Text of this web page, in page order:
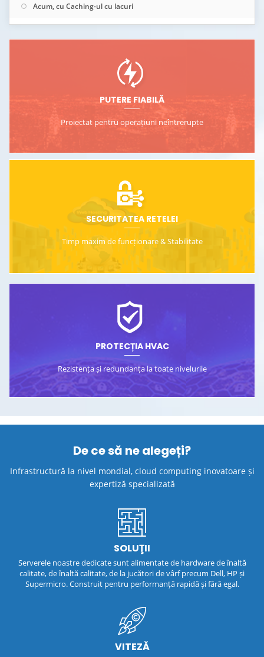
Acum, cu Caching-ul cu lacuri
PUTERE FIABILĂ
Proiectat pentru operațiuni neîntrerupte
SECURITATEA RETELEI
Timp maxim de funcționare &Stabilitate
PROTECȚIA HVAC
Rezistența și redundanța la toate nivelurile
De ce să ne alegeți?
Infrastructură la nivel mondial, cloud computing inovatoare și
expertiză specializată
SOLUŢII
Serverele noastre dedicate sunt alimentate de hardware de înaltă
calitate, de înaltă calitate, de la jucători de vârf precum Dell, HP și
Supermicro. Construit pentru performanță rapidă și fără egal.
VITEZĂ